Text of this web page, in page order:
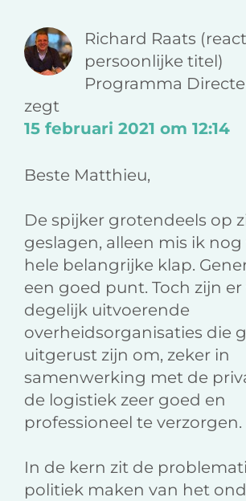
Richard Raats
persoonlijke titel)
Programma
zegt
15 februari 2021 om 12:14
Beste Matthieu,
De spijker grotendeels op
geslagen, alleen mis ik nog
hele belangrijke klap.
een goed punt. Toch zijn er
degelijk uitvoerende
overheidsorganisaties die
uitgerust zijn om, zeker in
samenwerking met de
de logistiek zeer goed en
professioneel te verzorgen.
In de kern zit de
politiek maken van het